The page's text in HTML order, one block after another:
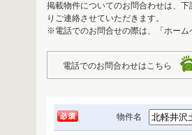
掲載物件についてのお問合わせは、
りご連絡させていただきます。
※電話でのお問合せの際は、「ホーム
電話でのお問合わせはこちら
物件名